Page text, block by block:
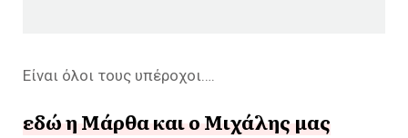
Είναι όλοι τους υπέροχοι….
εδώ η Μάρθα και ο Μιχάλης μας